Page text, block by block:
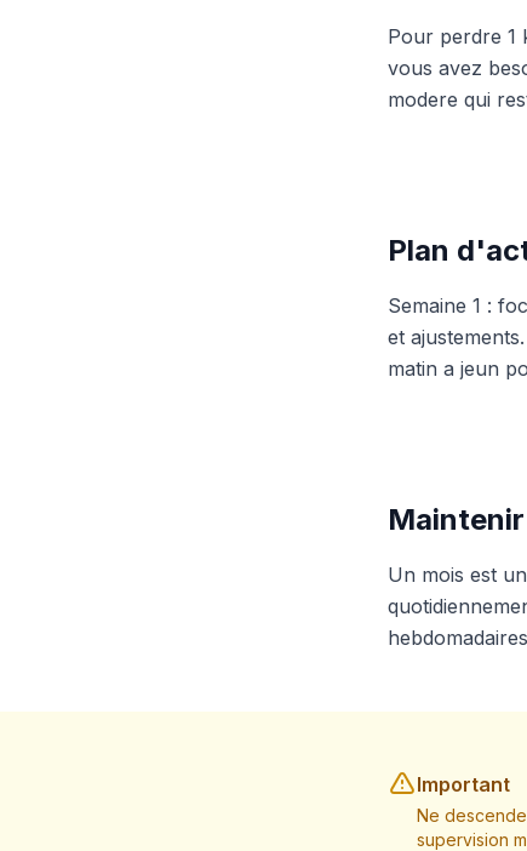
Pour perdre 1
vous avez
modere qui
Plan
Semaine 1 :
et
matin a jeun
Un mois est
Important
Ne
supervision